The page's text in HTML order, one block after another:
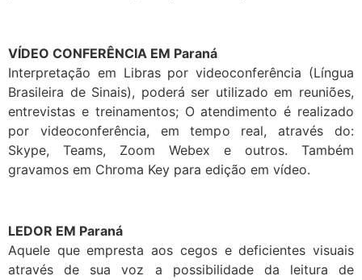
VÍDEO CONFERÊNCIA EM Paraná
Interpretação em Libras por videoconferência (Língua
Brasileira de Sinais), poderá ser utilizado em reuniões,
entrevistas e treinamentos; O atendimento é realizado
por videoconferência, em tempo real, através do:
Skype, Teams, Zoom Webex e outros. Também
gravamos em Chroma Key para edição em vídeo.
LEDOR EM Paraná
Aquele que empresta aos cegos e deficientes visuais
através de sua voz a possibilidade da leitura de